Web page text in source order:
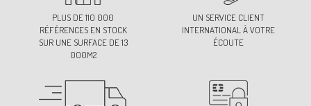
PLUS DE 110 000
RÉFÉRENCES EN STOCK
SUR UNE SURFACE DE 13
000M2
UN SERVICE CLIENT
INTERNATIONAL À VOTRE
ÉCOUTE